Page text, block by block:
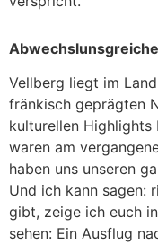
Vellberg liegt im
fränkisch geprägten
kulturellen Highlights
waren am
haben uns unseren
Und ich kann sagen:
gibt, zeige ich euch
sehen: Ein Ausflug